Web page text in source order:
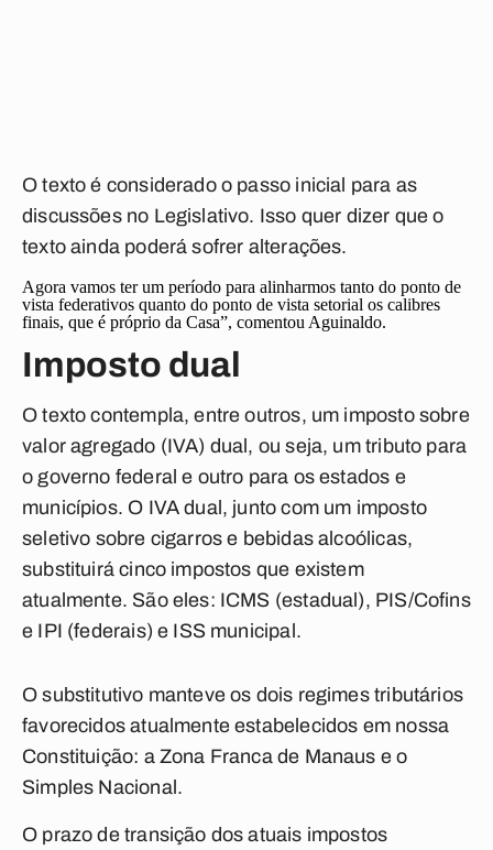
O texto é considerado o passo inicial para as
discussões no Legislativo. Isso quer dizer que o
texto ainda poderá sofrer alterações.
Agora vamos ter um período para alinharmos tanto do ponto de
vista federativos quanto do ponto de vista setorial os calibres
finais, que é próprio da Casa”, comentou Aguinaldo.
Imposto dual
O texto contempla, entre outros, um imposto sobre
valor agregado (IVA) dual, ou seja, um tributo para
o governo federal e outro para os estados e
municípios. O IVA dual, junto com um imposto
seletivo sobre cigarros e bebidas alcoólicas,
substituirá cinco impostos que existem
atualmente. São eles: ICMS (estadual), PIS/Cofins
e IPI (federais) e ISS municipal.
O substitutivo manteve os dois regimes tributários
favorecidos atualmente estabelecidos em nossa
Constituição: a Zona Franca de Manaus e o
Simples Nacional.
O prazo de transição dos atuais impostos